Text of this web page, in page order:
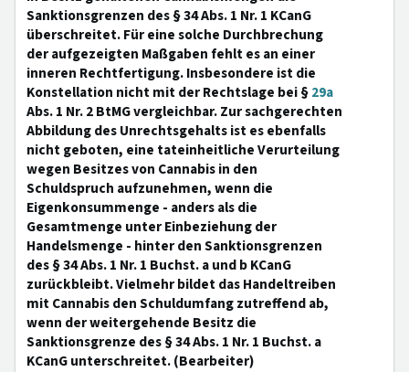
Sanktionsgrenzen des § 34 Abs. 1 Nr. 1 KCanG
überschreitet. Für eine solche Durchbrechung
der aufgezeigten Maßgaben fehlt es an einer
inneren Rechtfertigung. Insbesondere ist die
Konstellation nicht mit der Rechtslage bei §29a
Abs. 1 Nr. 2 BtMG vergleichbar. Zur sachgerechten
Abbildung des Unrechtsgehalts ist es ebenfalls
nicht geboten, eine tateinheitliche Verurteilung
wegen Besitzes von Cannabis in den
Schuldspruch aufzunehmen, wenn die
Eigenkonsummenge - anders als die
Gesamtmenge unter Einbeziehung der
Handelsmenge - hinter den Sanktionsgrenzen
des § 34 Abs. 1 Nr. 1 Buchst. a und b KCanG
zurückbleibt. Vielmehr bildet das Handeltreiben
mit Cannabis den Schuldumfang zutreffend ab,
wenn der weitergehende Besitz die
Sanktionsgrenze des § 34 Abs. 1 Nr. 1 Buchst. a
KCanG unterschreitet. (Bearbeiter)